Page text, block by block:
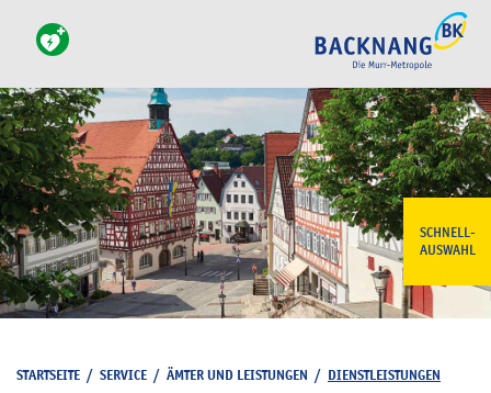
SCHNELL-
AUSWAHL
STARTSEITE / SERVICE / ÄMTER UND LEISTUNGEN / DIENSTLEISTUNGEN